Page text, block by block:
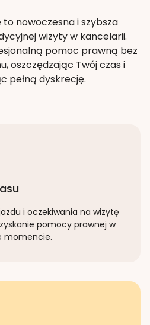
nowoczesna i szybsza
wizyty w kancelarii.
pomoc prawną bez
oszczędzając Twój czas i
pełną dyskrecję.
i oczekiwania na wizytę
pomocy prawnej w
momencie.